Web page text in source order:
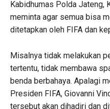
Kabidhumas Polda Jateng,
meminta agar semua bisa
ditetapkan oleh FIFA dan
Misalnya tidak melakukan
tertentu, tidak membawa
benda berbahaya. Apalagi
Presiden FIFA, Giovanni
tersebut akan dihadiri dan